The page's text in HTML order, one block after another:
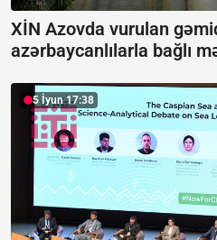
XİN Azovda vurulan
azərbaycanlılarla bağlı
5 İyun 17:38